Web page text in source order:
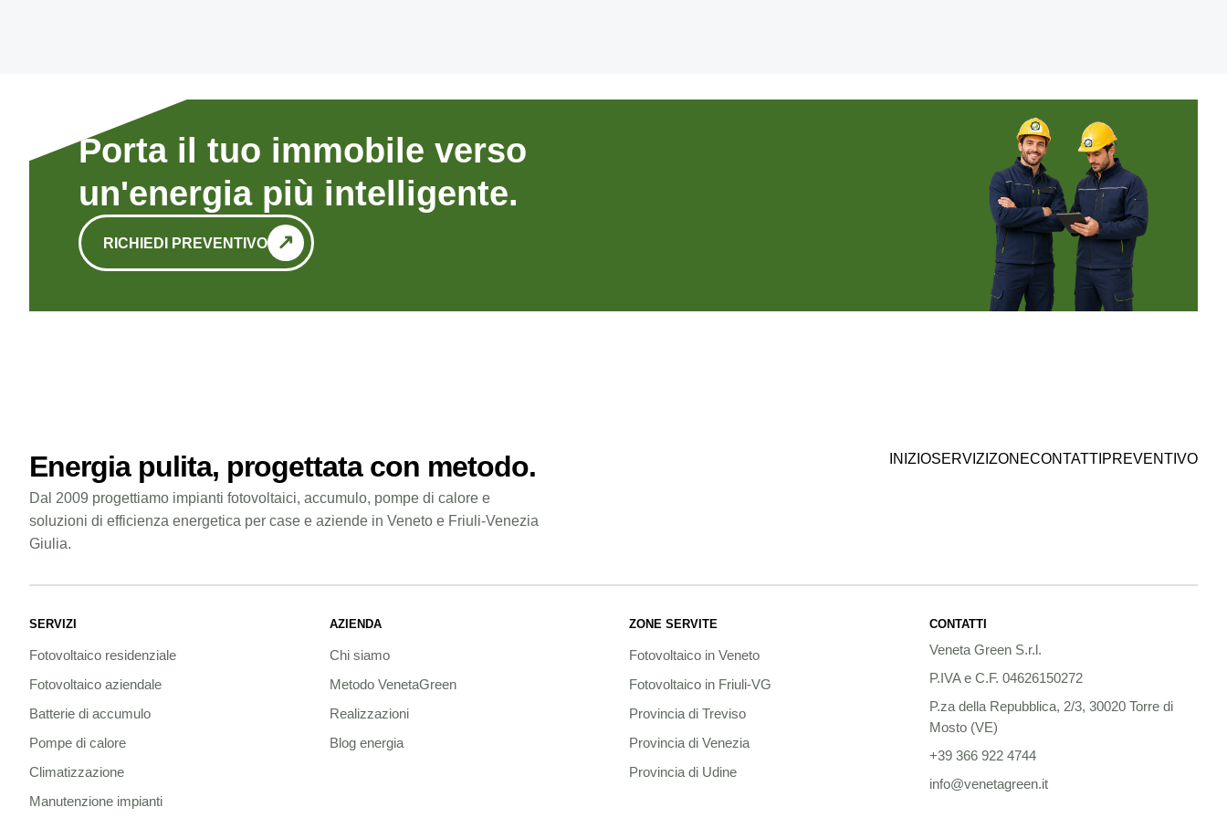
Porta il tuo immobile verso
un'energia più intelligente.
RICHIEDI PREVENTIVO
Energia pulita, progettata con metodo.
Dal 2009 progettiamo impianti fotovoltaici, accumulo, pompe di calore e
soluzioni di efficienza energetica per case e aziende in Veneto e Friuli-Venezia
Giulia.
INIZIOSERVIZI ZONECONTATTI PREVENTIVO
SERVIZI
Fotovoltaico residenziale
Fotovoltaico aziendale
Batterie di accumulo
Pompe di calore
Climatizzazione
Manutenzione impianti
AZIENDA
Chi siamo
Metodo VenetaGreen
Realizzazioni
Blog energia
ZONE SERVITE
Fotovoltaico in Veneto
Fotovoltaico in Friuli-VG
Provincia di Treviso
Provincia di Venezia
Provincia di Udine
CONTATTI
Veneta Green S.r.l.
P.IVA e C.F. 04626150272
P.za della Repubblica, 2/3, 30020 Torre di
Mosto (VE)
+39 366 922 4744
info@venetagreen.it